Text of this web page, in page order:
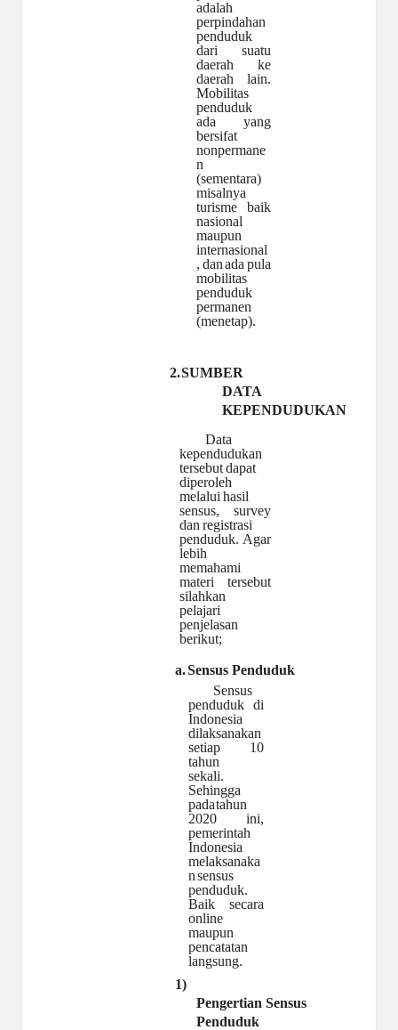
adalah
perpindahan
penduduk
dari
suatu
daerah
ke
daerah
lain.
Mobilitas
penduduk
ada yang
bersifat
nonpermane
n
(sementara)
misalnya
turisme baik
nasional
maupun
internasional
, danada pula
mobilitas
penduduk
permanen
(menetap).
2.SUMBER
DATA
KEPENDUDUKAN
Data
kependudukan
tersebutdapat
diperoleh
melalui hasil
sensus,
survey
dan registrasi
penduduk. Agar
lebih
memahami
materi
tersebut
silahkan
pelajari
penjelasan
berikut;
a.Sensus Penduduk
Sensus
penduduk
di
Indonesia
dilaksanakan
setiap
10
tahun
sekali.
Sehingga
padatahun
2020
ini,
pemerintah
Indonesia
melaksanaka
nsensus
penduduk.
Baik secara
online
maupun
pencatatan
langsung.
1)
Pengertian Sensus
Penduduk